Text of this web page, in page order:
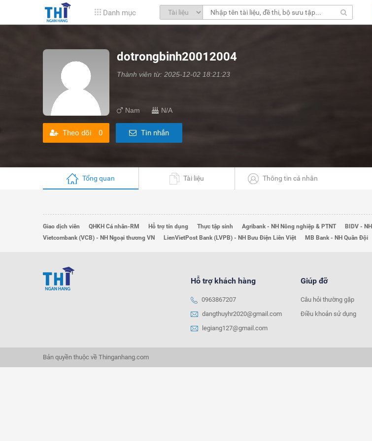
Danh mục
dotrongbinh20012004
Thành viên từ: 2025-12-02 18:21:23
Nam N/A
Theo dõi 0 Tin nhắn
Tổng quan Tài liệu Thông tin cá nhân
Giao dịch viên QHKH Cá nhân-RM Hỗ trợ tín dụng Thực tập sinh Agribank - NH Nông nghiệp & PTNT BIDV -
Vietcombank (VCB) - NH Ngoại thương VN
LienVietPost Bank (LVPB) - NH Bưu Điện Liên Việt MB Bank - NH Quân Đội
Hỗ trợ khách hàng
0963867207
dangthuyhr2020@gmail.com
legiang127@gmail.com
Giúp đỡ
Câu hỏi thường gặp
Điều khoản sử dụng
Bản quyền thuộc về Thinganhang.com